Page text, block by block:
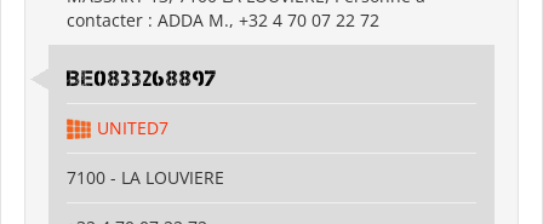
contacter : ADDA M., +32 4 70 07 22 72
BE0833268897
UNITED7
7100 - LA LOUVIERE